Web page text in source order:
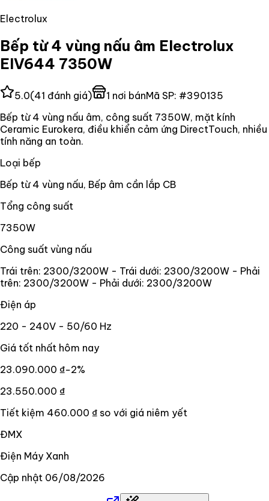
Electrolux
Bếp từ 4 vùng nấu âm Electrolux
EIV644 7350W
5.0(41 đánh giá) 1 nơi bánMã SP: #390135
Bếp từ 4 vùng nấu âm, công suất 7350W, mặt kính
Ceramic Eurokera, điều khiển cảm ứng DirectTouch, nhiều
tính năng an toàn.
Loại bếp
Bếp từ 4 vùng nấu, Bếp âm cần lắp CB
Tổng công suất
7350W
Công suất vùng nấu
Trái trên: 2300/3200W - Trái dưới: 2300/3200W - Phải
trên: 2300/3200W - Phải dưới: 2300/3200W
Điện áp
220 - 240V - 50/60 Hz
Giá tốt nhất hôm nay
23.090.000 ₫−2%
23.550.000 ₫
Tiết kiệm 460.000 ₫ so với giá niêm yết
ĐMX
Điện Máy Xanh
Cập nhật 06/08/2026